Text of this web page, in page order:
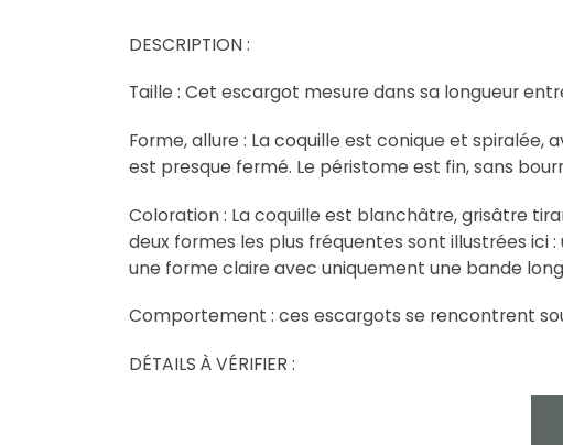
DESCRIPTION :
Taille : Cet escargot mesure dans sa longueur
Forme, allure : La coquille est conique et spiralée,
est presque fermé. Le péristome est fin, sans
Coloration : La coquille est blanchâtre, grisâtre
deux formes les plus fréquentes sont illustrées
une forme claire avec uniquement une bande
Comportement : ces escargots se rencontrent
DÉTAILS À VÉRIFIER :